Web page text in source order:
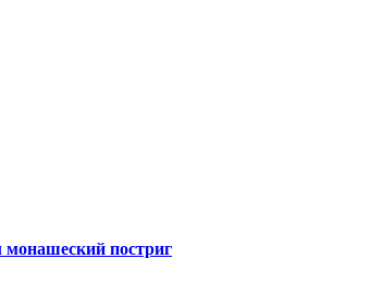
монашеский постриг